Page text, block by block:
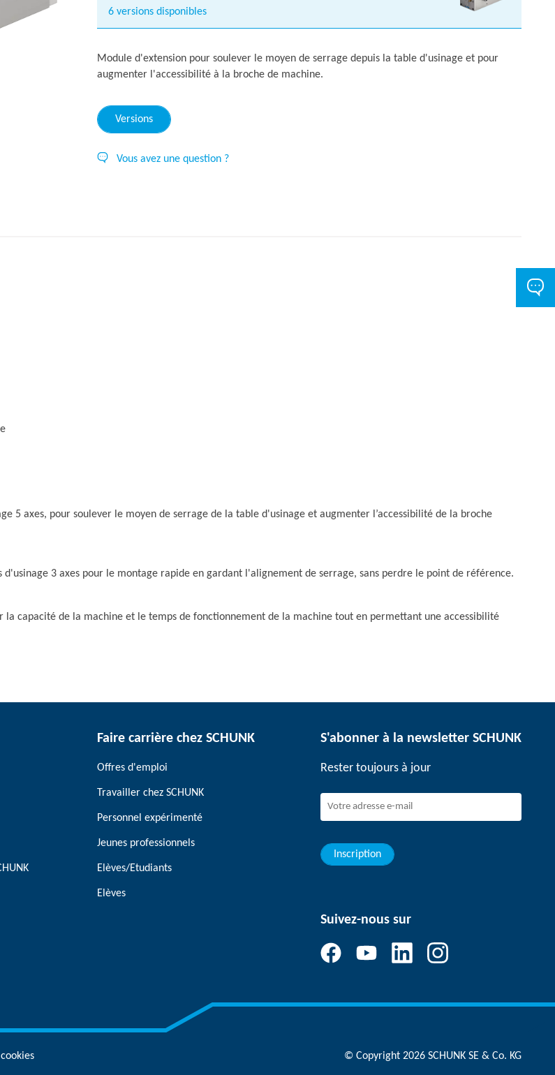
6 versions disponibles
Module d'extension pour soulever le moyen de serrage depuis la table d'usinage et pour
augmenter l'accessibilité à la broche de machine.
Versions
Vous avez une question ?
5 axes, pour soulever le moyen de serrage de la table d'usinage et augmenter l’accessibilité de la broche
3 axes pour le montage rapide en gardant l'alignement de serrage, sans perdre le point de référence.
capacité de la machine et le temps de fonctionnement de la machine tout en permettant une accessibilité
Faire carrière chez SCHUNK
Offres d'emploi
Travailler chez SCHUNK
Personnel expérimenté
Jeunes professionnels
Elèves/Etudiants
Elèves
S'abonner à la newsletter SCHUNK
Rester toujours à jour
Inscription
Suivez-nous sur
© Copyright 2026 SCHUNK SE & Co. KG